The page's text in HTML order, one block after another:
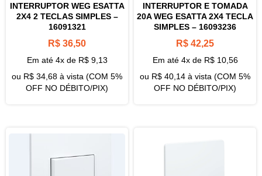
INTERRUPTOR WEG ESATTA
2X4 2 TECLAS SIMPLES –
16091321
R$ 36,50
Em até 4x de R$9,13
ou R$ 34,68 à vista (COM 5%
OFF NO DÉBITO/PIX)
INTERRUPTOR E TOMADA
20A WEG ESATTA 2X4 TECLA
SIMPLES – 16093236
R$ 42,25
Em até 4x de R$10,56
ou R$ 40,14 à vista (COM 5%
OFF NO DÉBITO/PIX)